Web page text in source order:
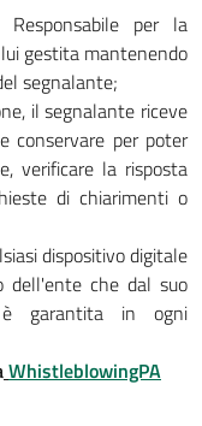
per la
lui gestita mantenendo
segnalante;
il segnalante riceve
conservare per poter
verificare la risposta
di chiarimenti o
dispositivo digitale
dell'ente che dal suo
garantita in ogni
WhistleblowingPA